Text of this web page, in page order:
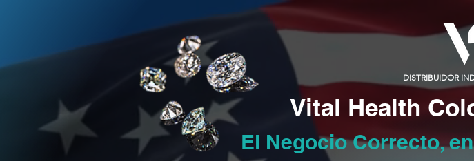
DISTRIBUIDOR
Vital Health
El Negocio Correcto,